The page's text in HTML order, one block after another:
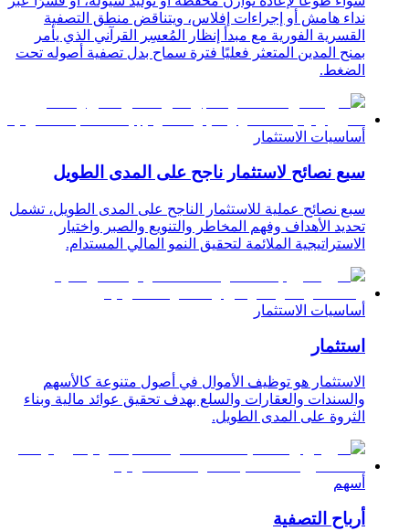
نداء هامش أو إجراءات إفلاس، ويتناقض منطق التصفية
القسرية الفورية مع مبدأ إنظار المُعسِر القرآني الذي يأمر
بمنح المدين المتعثر فعليًا فترة سماح بدل تصفية أصوله تحت
الضغط.
أساسيات الاستثمار
سبع نصائح لاستثمار ناجح على المدى الطويل
سبع نصائح عملية للاستثمار الناجح على المدى الطويل، تشمل
تحديد الأهداف وفهم المخاطر والتنويع والصبر واختيار
الاستراتيجية الملائمة لتحقيق النمو المالي المستدام.
أساسيات الاستثمار
استثمار
الاستثمار هو توظيف الأموال في أصول متنوعة كالأسهم
والسندات والعقارات والسلع بهدف تحقيق عوائد مالية وبناء
الثروة على المدى الطويل.
أسهم
أرباح التصفية